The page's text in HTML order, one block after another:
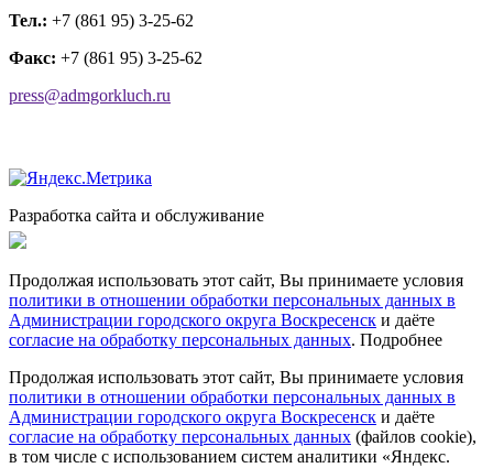
Тел.: +7 (861 95) 3-25-62
Факс: +7 (861 95) 3-25-62
press@admgorkluch.ru
Разработка сайта и обслуживание
Продолжая использовать этот сайт, Вы принимаете условия
политики в отношении обработки персональных данных в
Администрации городского округа Воскресенск и даёте
согласие на обработку персональных данных. Подробнее
Продолжая использовать этот сайт, Вы принимаете условия
политики в отношении обработки персональных данных в
Администрации городского округа Воскресенск и даёте
согласие на обработку персональных данных (файлов cookie),
в том числе с использованием систем аналитики «Яндекс.